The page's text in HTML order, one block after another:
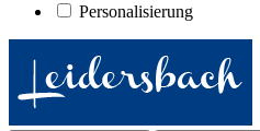
Personalisierung